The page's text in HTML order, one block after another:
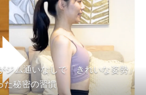
ジム通いなしで「きれいな姿勢」
た秘密の習慣